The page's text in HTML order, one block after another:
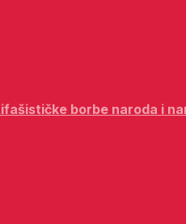
borbe naroda i